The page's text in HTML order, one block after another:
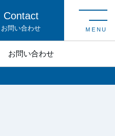
toggle
MENU
Contact
お問い合わせ
お問い合わせ